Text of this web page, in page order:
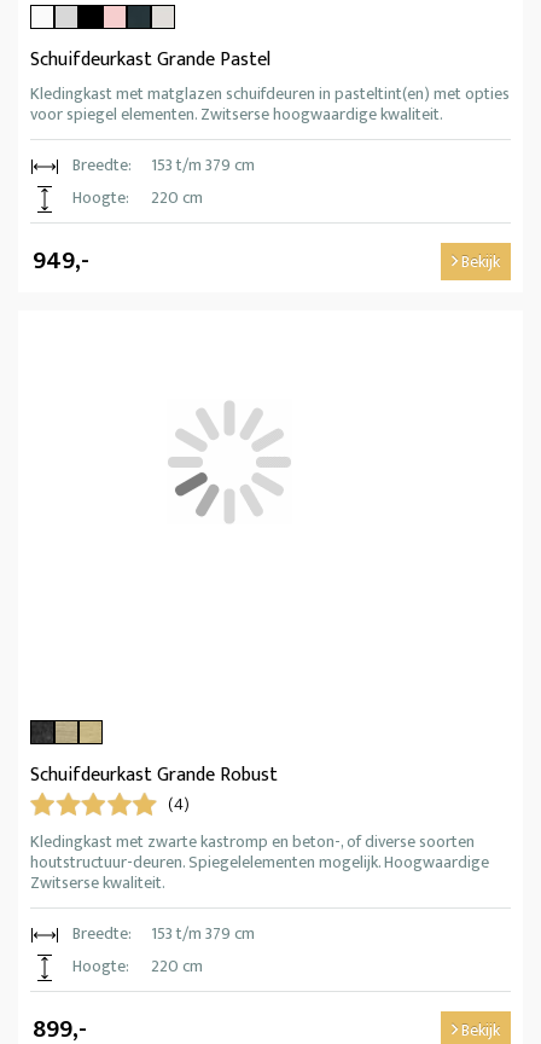
Schuifdeurkast Grande Pastel
Kledingkast met matglazen schuifdeuren in pasteltint(en) met opties
voor spiegel elementen. Zwitserse hoogwaardige kwaliteit.
Breedte:
153 t/m 379 cm
Hoogte:
220 cm
949,- Bekijk
Schuifdeurkast Grande Robust
(4)
Kledingkast met zwarte kastromp en beton-, of diverse soorten
houtstructuur-deuren. Spiegelelementen mogelijk. Hoogwaardige
Zwitserse kwaliteit.
Breedte:
153 t/m 379 cm
Hoogte:
220 cm
899,- Bekijk